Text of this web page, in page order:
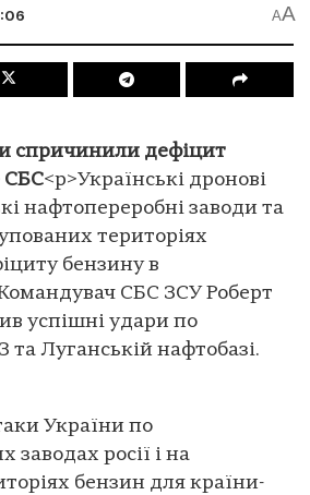
AA
спричинили дефіцит
СБС<p>Українські дронові
нафтопереробні заводи та
територіях
бензину в
Командувач СБС ЗСУ Роберт
успішні удари по
Луганській нафтобазі.
України по
заводах росії і на
бензин для країни-